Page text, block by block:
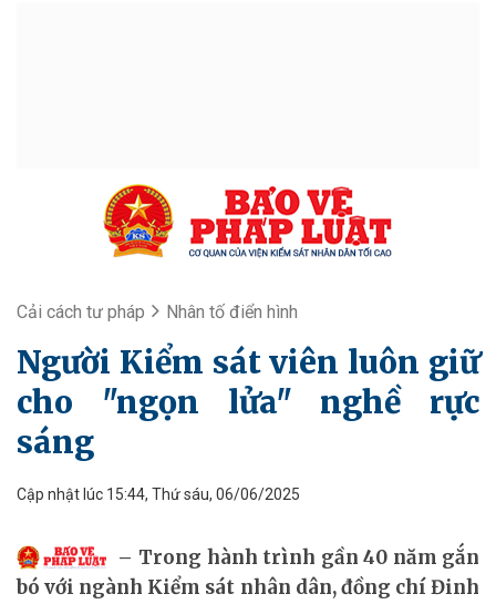
Cải cách tư pháp Nhân tố điển hình
Người Kiểm sát viên luôn giữ
cho "ngọn lửa" nghề rực
sáng
Cập nhật lúc 15:44, Thứ sáu, 06/06/2025
Trong hành trình gần 40 năm gắn
bó với ngành Kiểm sát nhân dân, đồng chí Đinh